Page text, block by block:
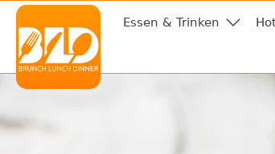
Essen & Trinken